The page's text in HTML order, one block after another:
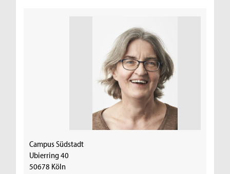
Campus Südstadt
Ubierring 40
50678 Köln